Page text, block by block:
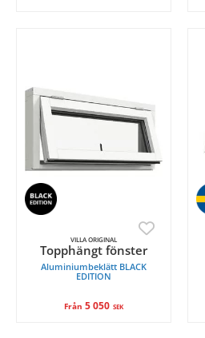
VILLA ORIGINAL
Topphängt fönster
Aluminiumbeklätt BLACK
EDITION
Från 5 050 SEK